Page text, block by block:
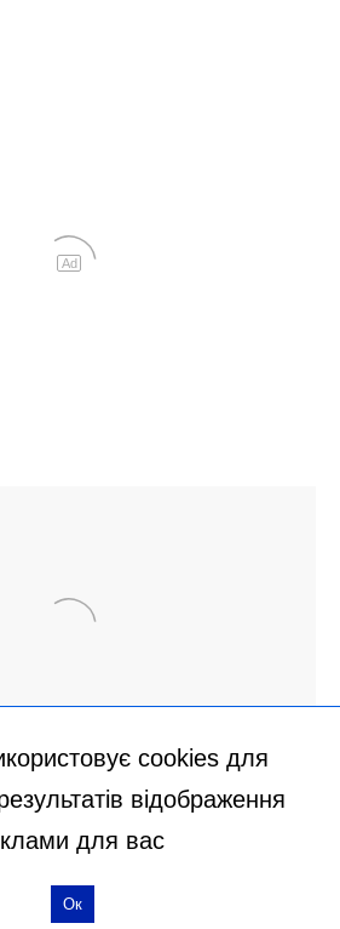
cookies для
відображення
для вас
Ок